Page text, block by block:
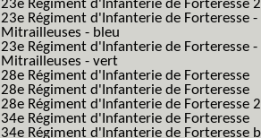
23e Régiment d'Infanterie de Forteresse
23e Régiment d'Infanterie de Forteresse
Mitrailleuses - bleu
23e Régiment d'Infanterie de Forteresse
Mitrailleuses - vert
28e Régiment d'Infanterie de Forteresse
28e Régiment d'Infanterie de Forteresse
28e Régiment d'Infanterie de Forteresse
34e Régiment d'Infanterie de Forteresse
34e Régiment d'Infanterie de Forteresse